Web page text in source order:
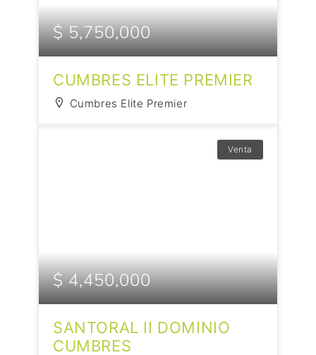
$ 5,750,000
CUMBRES ELITE PREMIER
Cumbres Elite Premier
Venta
$ 4,450,000
SANTORAL II DOMINIO
CUMBRES